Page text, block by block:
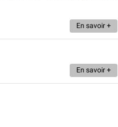
En savoir +
En savoir +